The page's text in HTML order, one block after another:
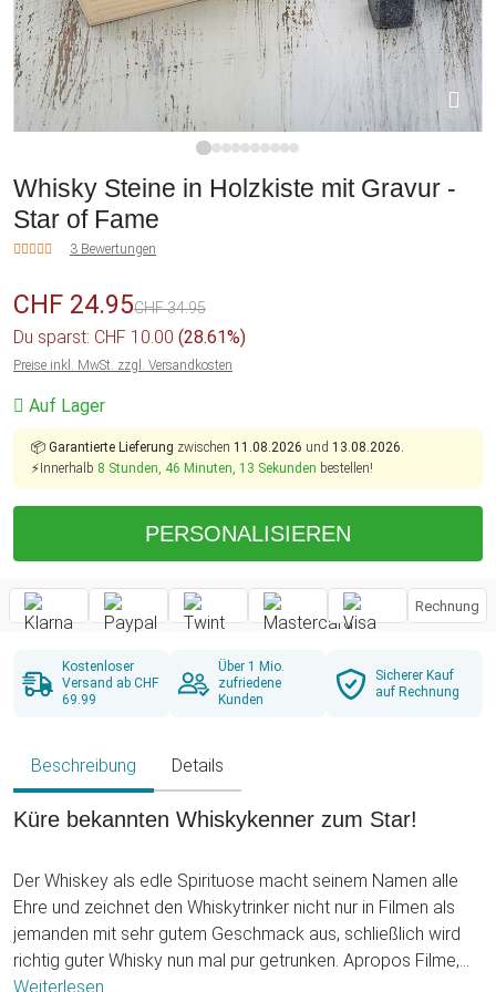
Whisky Steine in Holzkiste mit Gravur -
Star of Fame
3 Bewertungen
CHF 24.95CHF 34.95
Du sparst: CHF 10.00 (28.61%)
Preise inkl. MwSt. zzgl. Versandkosten
Auf Lager
📦 Garantierte Lieferung zwischen 11.08.2026 und 13.08.2026.
⚡Innerhalb 8 Stunden, 46 Minuten, 13 Sekunden bestellen!
PERSONALISIEREN
Rechnung
Kostenloser
Versand ab CHF
69.99
Über 1 Mio.
zufriedene
Kunden
Sicherer Kauf
auf Rechnung
Beschreibung Details
Küre bekannten Whiskykenner zum Star!
Der Whiskey als edle Spirituose macht seinem Namen alle
Ehre und zeichnet den Whiskytrinker nicht nur in Filmen als
jemanden mit sehr gutem Geschmack aus, schließlich wird
richtig guter Whisky nun mal pur getrunken. Apropos Filme,
mit unseren Whisky Steinen in Holzkiste mit Gravur - Star of
Weiterlesen ...